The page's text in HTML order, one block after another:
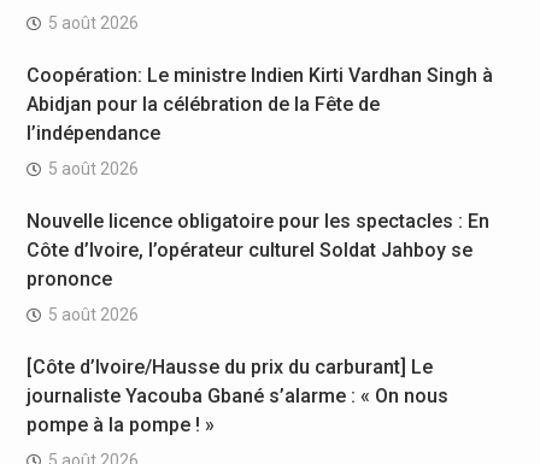
5 août 2026
Coopération: Le ministre Indien Kirti Vardhan Singh à
Abidjan pour la célébration de la Fête de
l’indépendance
5 août 2026
Nouvelle licence obligatoire pour les spectacles : En
Côte d’Ivoire, l’opérateur culturel Soldat Jahboy se
prononce
5 août 2026
[Côte d’Ivoire/Hausse du prix du carburant] Le
journaliste Yacouba Gbané s’alarme : « On nous
pompe à la pompe ! »